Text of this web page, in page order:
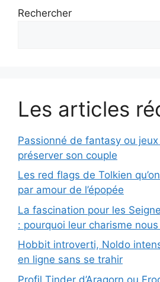
Rechercher
Les articles
Passionné de fantasy ou
préserver son couple
Les red flags de Tolkien
par amour de l’épopée
La fascination pour les
: pourquoi leur charisme
Hobbit introverti, Noldo
en ligne sans se trahir
Profil Tinder d’Aragorn ou